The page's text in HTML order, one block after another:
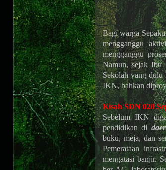
Bagi warga
mengganggu
mengganggu
Namun, sejak Ibu
Sekolah yang dulu
IKN, bahkan
Kisah SDN 020
Sebelum IKN
pendidikan di
buku, meja, dan
Pemerataan
mengatasi banjir.